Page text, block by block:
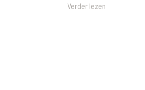
Verder lezen